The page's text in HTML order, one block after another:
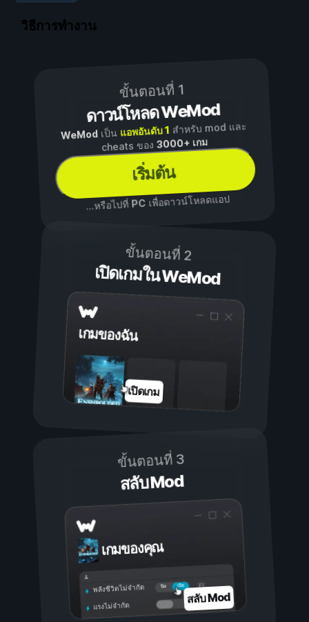
วิธีการทำงาน
ขั้นตอนที่ 1
ดาวน์โหลด WeMod
WeModเป็น แอพอันดับ 1 สำหรับ mod และ
cheats ของ3000+ เกม
เริ่มต้น
...หรือไปที่ PCเพื่อดาวน์โหลดแอป
ขั้นตอนที่ 2
เปิดเกมใน WeMod
เกมของฉัน
เปิดเกม
ขั้นตอนที่ 3
สลับ Mod
เกมของคุณ
เปิด
ปิด
พลังชีวิตไม่จำกัด
แรงไม่จำกัด สลับ Mod